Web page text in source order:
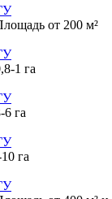
от 200 м²
1 га
га
га